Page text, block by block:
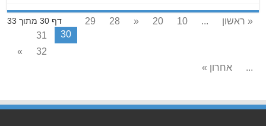
דף 30 מתוך 33 « ראשון ...
10
20
«
28
29
30
31
32
»
...
אחרון »